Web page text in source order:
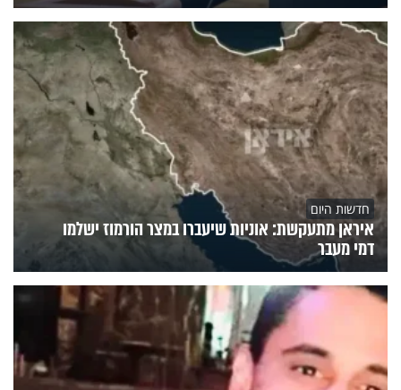
חדשות היום
איראן מתעקשת: אוניות שיעברו במצר הורמוז ישלמו
דמי מעבר